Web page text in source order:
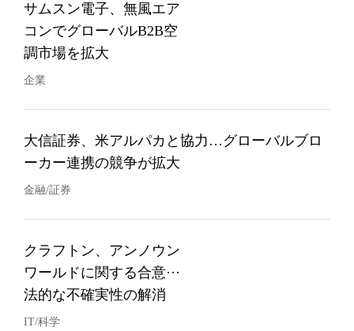
サムスン電子、無風エア
コンでグローバルB2B空
調市場を拡大
企業
大信証券、米アルパカと協力…グローバルブロ
ーカー連携の競争が拡大
金融/証券
クラフトン、アンノウン
ワールドに関する合意···
法的な不確実性の解消
IT/科学